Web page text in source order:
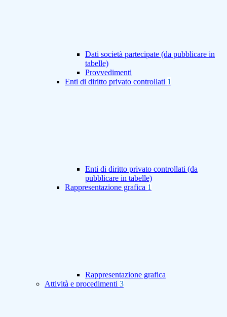
Dati società partecipate (da pubblicare in
tabelle)
Provvedimenti
Enti di diritto privato controllati 1
Enti di diritto privato controllati (da
pubblicare in tabelle)
Rappresentazione grafica 1
Rappresentazione grafica
Attività e procedimenti 3